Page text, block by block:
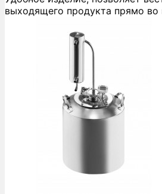
выходящего продукта прямо во